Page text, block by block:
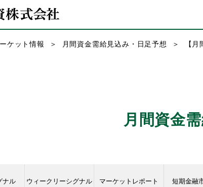
ケット情報 月間資金需給見込み・日足予想 【
月間資金
ナル ウィークリーシグナル マーケットレポート 短期金融